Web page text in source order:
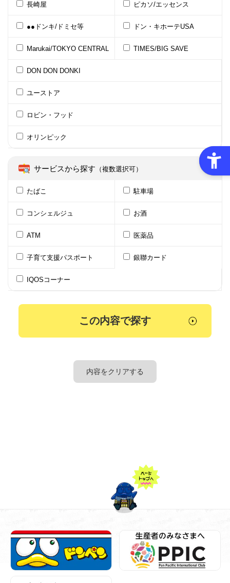
長崎屋 ピカソ/エッセンス
●●ドンキ/ドミセ等 ドン・キホーテUSA
Marukai/TOKYO CENTRAL TIMES/BIG SAVE
DON DON DONKI
ユーストア
ロビン・フッド
オリンピック
サービスから探す （複数選択可）
たばこ 駐車場
コンシェルジュ お酒
ATM 医薬品
子育て支援パスポート 銀聯カード
IQOSコーナー